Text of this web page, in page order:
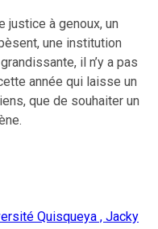
justice à genoux, un
une institution
il n’y a pas
année qui laisse un
que de souhaiter un
Quisqueya , Jacky